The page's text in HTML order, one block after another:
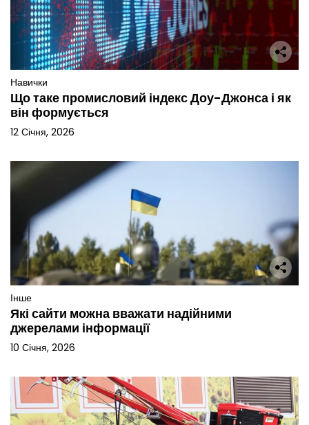
Навички
Що таке промисловий індекс Доу-Джонса і як
він формується
12 Січня, 2026
Інше
Які сайти можна вважати надійними
джерелами інформації
10 Січня, 2026